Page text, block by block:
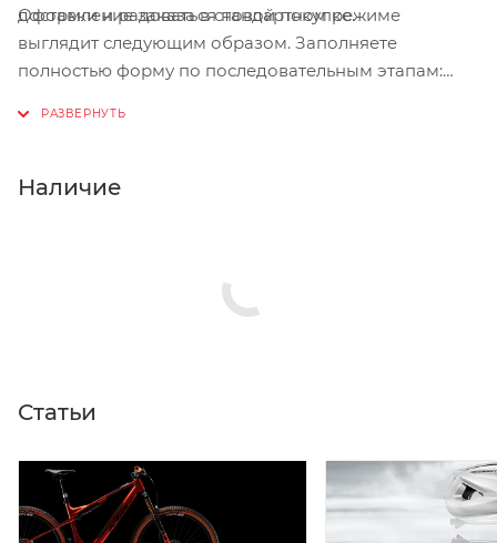
доставки и радоваться новой покупке.
Оформление заказа в стандартном режиме
выглядит следующим образом. Заполняете
полностью форму по последовательным этапам:
Нажмите кнопку «Оформить заказ».
Наличие
Статьи